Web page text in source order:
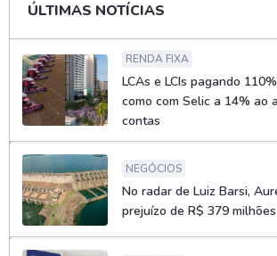
ÚLTIMAS NOTÍCIAS
RENDA FIXA
LCAs e LCIs pagando
como com Selic a 14% ao
contas
NEGÓCIOS
No radar de Luiz Barsi,
prejuízo de R$ 379